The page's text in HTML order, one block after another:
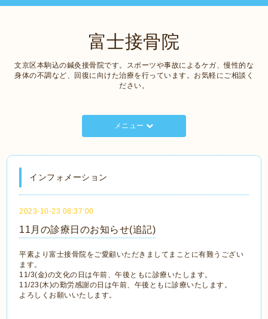
富士接骨院
文京区本駒込の鍼灸接骨院です。スポーツや事故によるケガ、慢性的な
身体の不調など、回復に向けた治療を行っています。お気軽にご相談く
ださい。
メニュー
インフォメーション
2023-10-23 08:37:00
11月の診療日のお知らせ(追記)
平素より富士接骨院をご愛顧いただきましてまことに有難うござい
ます。
11/3(金)の文化の日は午前、午後ともに診療いたします。
11/23(木)の勤労感謝の日は午前、午後ともに診療いたします。
よろしくお願いいたします。